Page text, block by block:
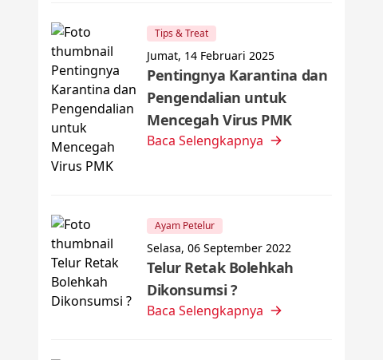
Tips & Treat
Jumat, 14 Februari 2025
Pentingnya Karantina dan
Pengendalian untuk
Mencegah Virus PMK
Baca Selengkapnya
Ayam Petelur
Selasa, 06 September 2022
Telur Retak Bolehkah
Dikonsumsi ?
Baca Selengkapnya